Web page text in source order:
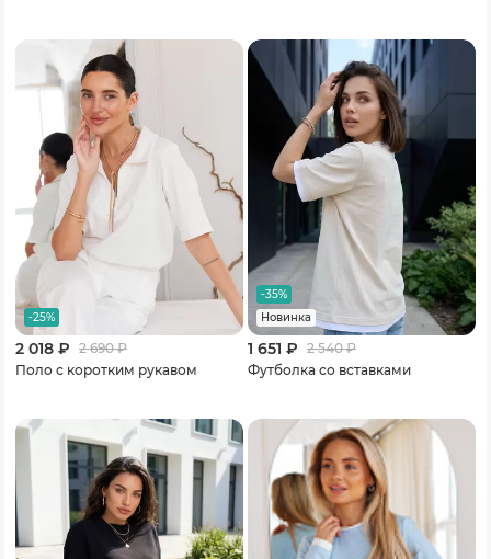
-25%
2 018 ₽ 2 690₽
Поло с коротким рукавом
-35%
Новинка
1 651 ₽ 2 540₽
Футболка со вставками